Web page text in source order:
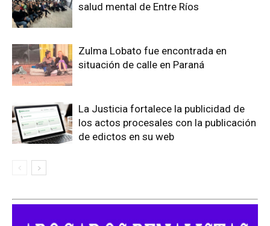
salud mental de Entre Ríos
Zulma Lobato fue encontrada en
situación de calle en Paraná
La Justicia fortalece la publicidad de
los actos procesales con la publicación
de edictos en su web